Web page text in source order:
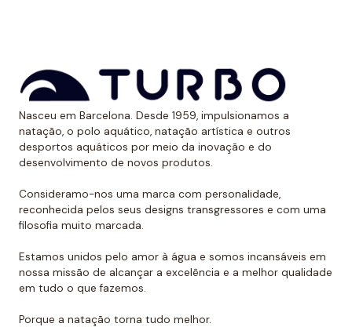
muito tempo sem sofrer desgaste.
Uso recomendado de calção para
polo aquático
Da Turbo recomendamos usar o calção para praticar
polo aquático ou treinar natação. Como se encaixa
perfeitamente no corpo, dificulta que o jogador de
polo aquático seja agarrado pelos rivais, algo de vital
importância. Além disso, nossos calções não arrastam
água durante o movimento, melhorando a mobilidade
do homem que os usa. É por isso que eles podem ser
usados sem qualquer problema para natação ou
desportos aquáticos semelhantes.
Nasceu em Barcelona. Desde 1959, impulsionamos a
natação, o polo aquático, natação artística e outros
desportos aquáticos por meio da inovação e do
desenvolvimento de novos produtos.
Consideramo-nos uma marca com personalidade,
reconhecida pelos seus designs transgressores e com uma
filosofia muito marcada.
Estamos unidos pelo amor à água e somos incansáveis em
nossa missão de alcançar a excelência e a melhor qualidade
em tudo o que fazemos.
Porque a natação torna tudo melhor.